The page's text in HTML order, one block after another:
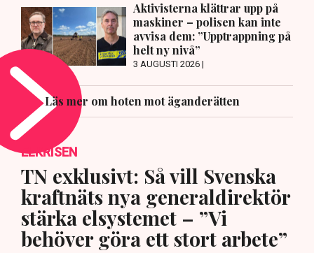
Aktivisterna klättrar upp på
maskiner – polisen kan inte
avvisa dem: ”Upptrappning på
helt ny nivå”
3 AUGUSTI 2026 |
Läs mer om hoten mot äganderätten
ELKRISEN
TN exklusivt: Så vill Svenska
kraftnäts nya generaldirektör
stärka elsystemet – ”Vi
behöver göra ett stort arbete”